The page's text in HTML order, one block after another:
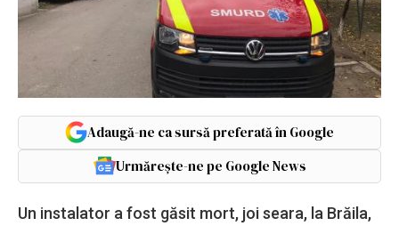
Adaugă-ne ca sursă preferată în Google
Urmărește-ne pe Google News
Un instalator a fost găsit mort, joi seara, la Brăila,